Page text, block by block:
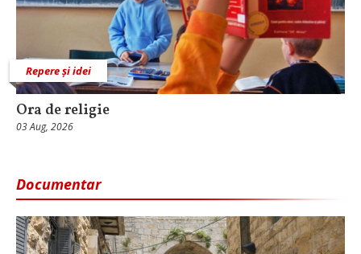
Repere și idei
Ora de religie
03 Aug, 2026
Documentar